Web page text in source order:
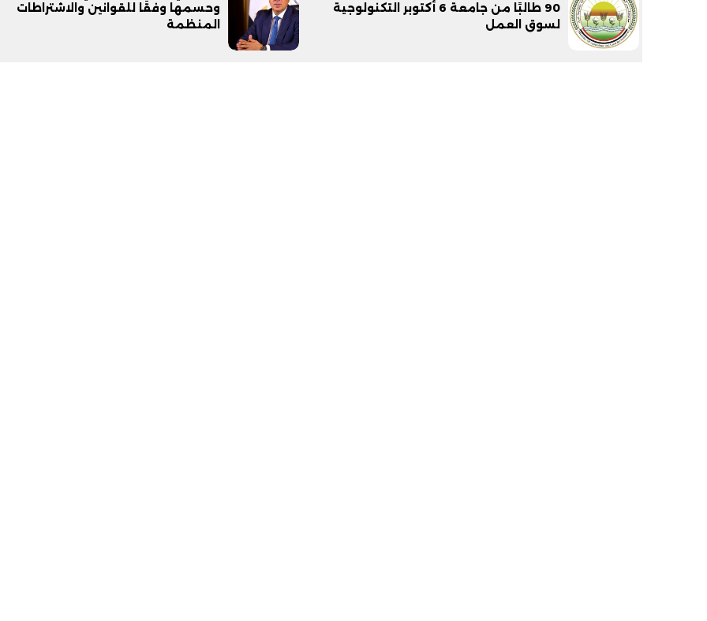
90 طالبًا من جامعة 6 أكتوبر التكنولوجية
لسوق العمل
وحسمها وفقًا للقوانين والاشتراطات
المنظمة